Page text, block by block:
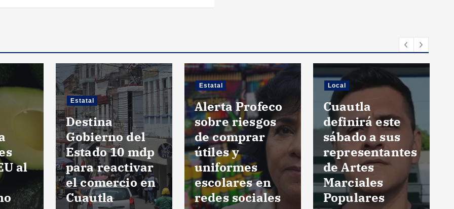
al
Estatal
Destina
Gobierno del
Estado 10 mdp
para reactivar
el comercio en
Cuautla
Estatal
Alerta Profeco
sobre riesgos
de comprar
útiles y
uniformes
escolares en
redes sociales
Local
Cuautla
definirá este
sábado a sus
representantes
de Artes
Marciales
Populares